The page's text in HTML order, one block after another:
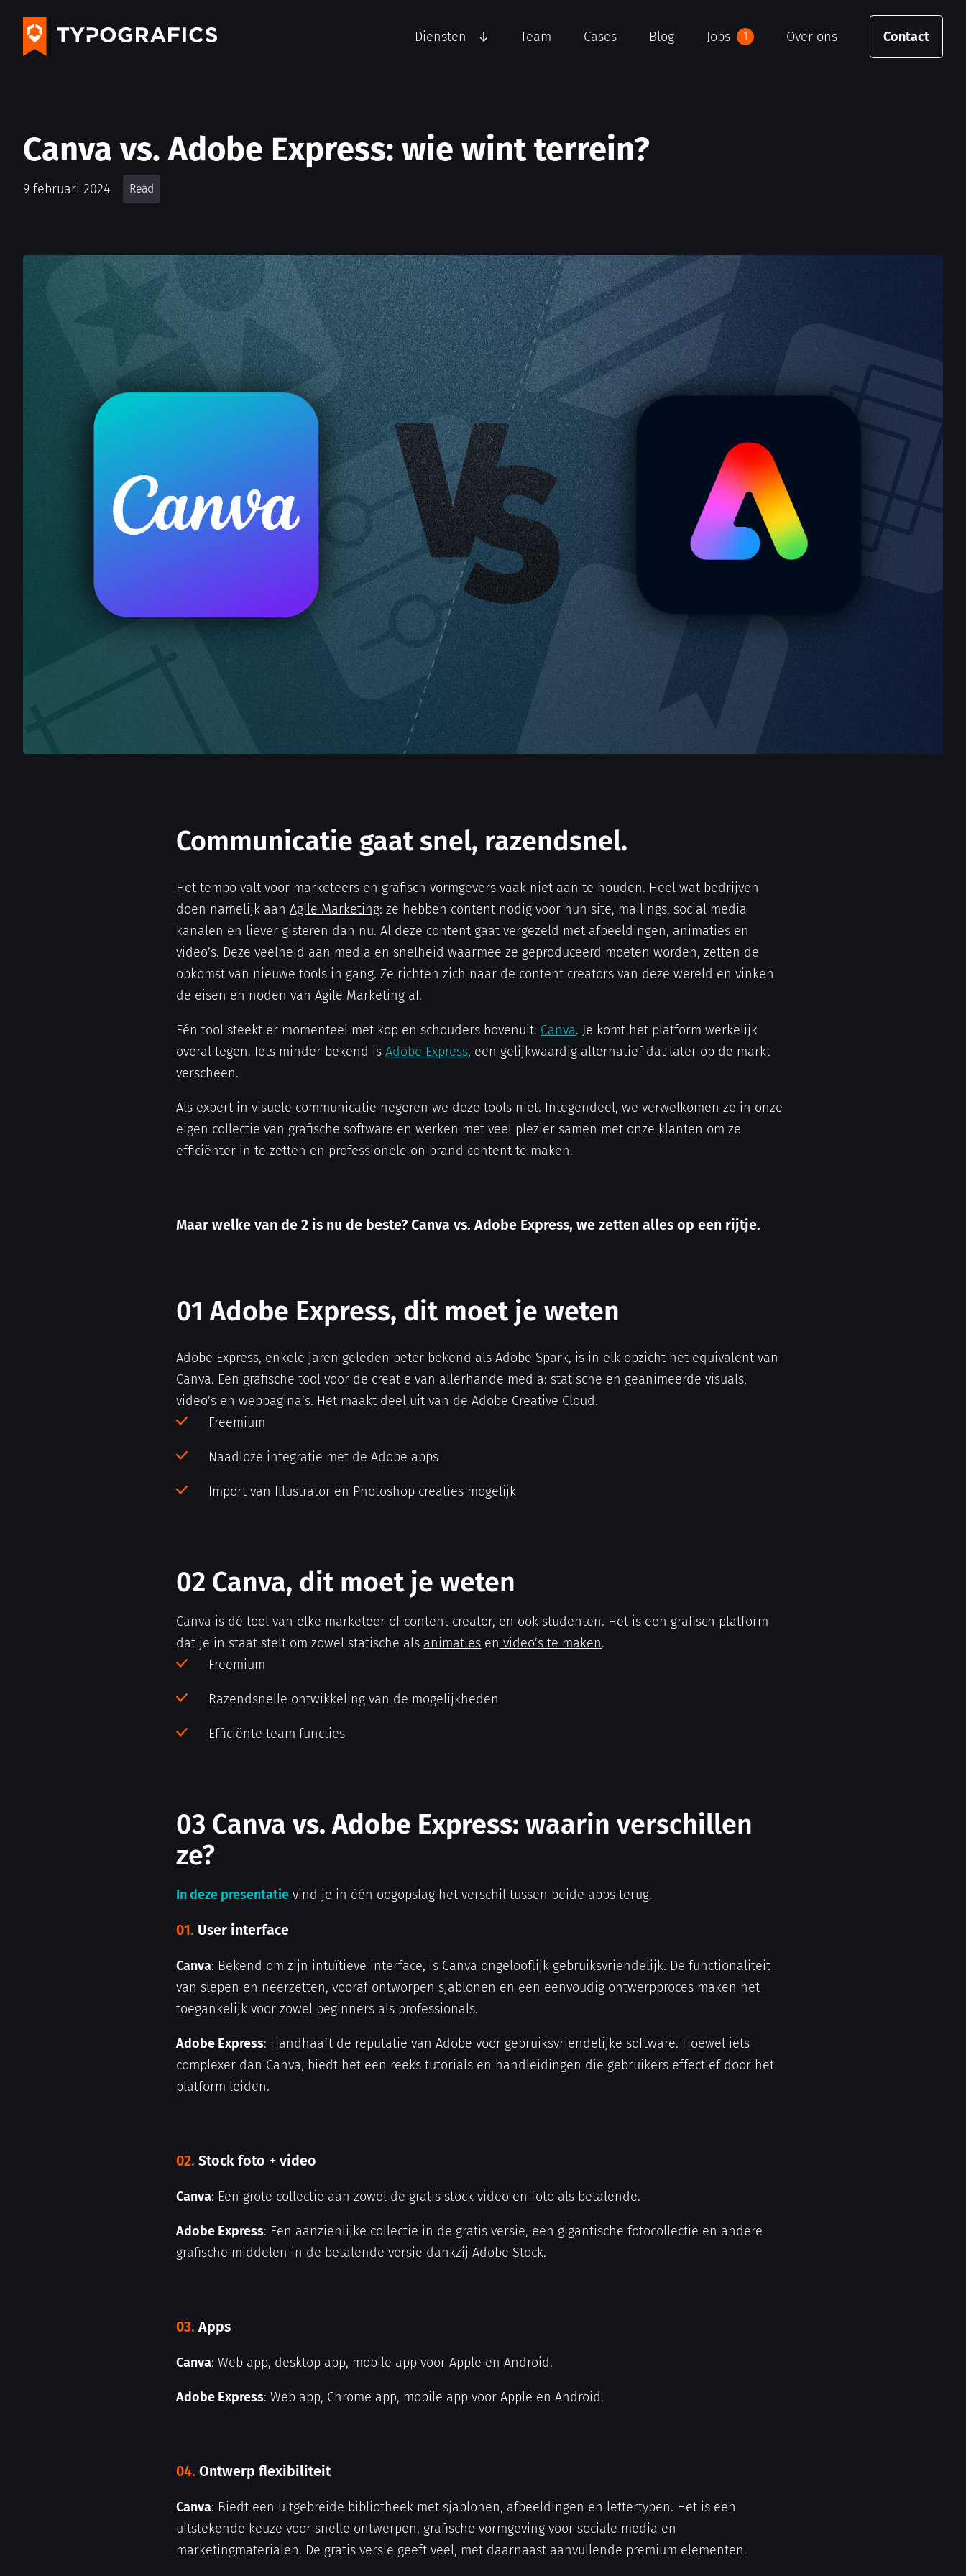
Diensten Team Cases Blog Jobs 1 Over ons Contact
Canva vs. Adobe Express: wie wint terrein?
9 februari 2024 Read
Communicatie gaat snel, razendsnel.
Het tempo valt voor marketeers en grafisch vormgevers vaak niet aan te houden. Heel wat bedrijven
doen namelijk aanAgile Marketing: ze hebben content nodig voor hun site, mailings, social media
kanalen en liever gisteren dan nu. Al deze content gaat vergezeld met afbeeldingen, animaties en
video’s. Deze veelheid aan media en snelheid waarmee ze geproduceerd moeten worden, zetten de
opkomst van nieuwe tools in gang. Ze richten zich naar de content creators van deze wereld en vinken
de eisen en noden van Agile Marketing af.
Eén tool steekt er momenteel met kop en schouders bovenuit: Canva. Je komt het platform werkelijk
overal tegen. Iets minder bekend isAdobe Express, een gelijkwaardig alternatief dat later op de markt
verscheen.
Als expert in visuele communicatie negeren we deze tools niet. Integendeel, we verwelkomen ze in onze
eigen collectie van grafische software en werken met veel plezier samen met onze klanten om ze
efficiënter in te zetten en professionele on brand content te maken.
Maar welke van de 2 is nu de beste? Canva vs. Adobe Express, we zetten alles op een rijtje.
01 Adobe Express, dit moet je weten
Adobe Express, enkele jaren geleden beter bekend als Adobe Spark, is in elk opzicht het equivalent van
Canva. Een grafische tool voor de creatie van allerhande media: statische en geanimeerde visuals,
video’s en webpagina’s. Het maakt deel uit van de Adobe Creative Cloud.
Freemium
Naadloze integratie met de Adobe apps
Import van Illustrator en Photoshop creaties mogelijk
02 Canva, dit moet je weten
Canva is dé tool van elke marketeer of content creator, en ook studenten. Het is een grafisch platform
dat je in staat stelt om zowel statische als animaties en video’s te maken.
Freemium
Razendsnelle ontwikkeling van de mogelijkheden
Efficiënte team functies
03 Canva vs. Adobe Express:waarin verschillen
ze?
In deze presentatie vind je in één oogopslag het verschil tussen beide apps terug.
01. User interface
Canva: Bekend om zijn intuïtieve interface, is Canva ongelooflijk gebruiksvriendelijk. De functionaliteit
van slepen en neerzetten, vooraf ontworpen sjablonen en een eenvoudig ontwerpproces maken het
toegankelijk voor zowel beginners als professionals.
Adobe Express: Handhaaft de reputatie van Adobe voor gebruiksvriendelijke software. Hoewel iets
complexer dan Canva, biedt het een reeks tutorials en handleidingen die gebruikers effectief door het
platform leiden.
02. Stock foto + video
Canva: Een grote collectie aan zowel de gratis stock video en foto als betalende.
Adobe Express: Een aanzienlijke collectie in de gratis versie, een gigantische fotocollectie en andere
grafische middelen in de betalende versie dankzij Adobe Stock.
03. Apps
Canva: Web app, desktop app, mobile app voor Apple en Android.
Adobe Express: Web app, Chrome app, mobile app voor Apple en Android.
04. Ontwerp flexibiliteit
Canva: Biedt een uitgebreide bibliotheek met sjablonen, afbeeldingen en lettertypen. Het is een
uitstekende keuze voor snelle ontwerpen, grafische vormgeving voor sociale media en
marketingmaterialen. De gratis versie geeft veel, met daarnaast aanvullende premium elementen.